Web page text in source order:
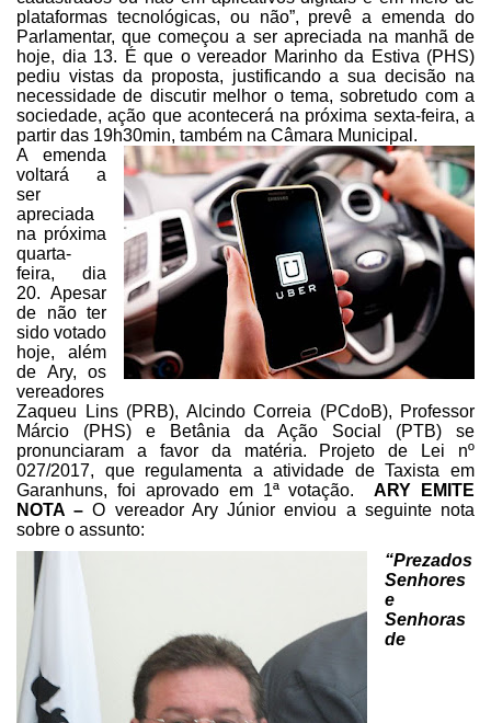
plataformas tecnológicas, ou não”, prevê a emenda do
Parlamentar, que começou a ser apreciada na manhã de
hoje, dia 13. É que o vereador Marinho da Estiva (PHS)
pediu vistas da proposta, justificando a sua decisão na
necessidade de discutir melhor o tema, sobretudo com a
sociedade, ação que acontecerá na próxima sexta-feira, a
partir das 19h30min, também na Câmara Municipal.
A emenda
voltará a
ser
apreciada
na próxima
quarta-
feira, dia
20. Apesar
de não ter
sido votado
hoje, além
de Ary, os
vereadores
Zaqueu Lins (PRB), AlcindoCorreia (PCdoB), Professor
Márcio (PHS) e Betânia da Ação Social (PTB) se
pronunciaram a favor damatéria. Projeto de Lei nº
027/2017, que regulamenta a atividade de Taxista em
Garanhuns, foi aprovado em 1ª votação.
ARY EMITE
NOTA –O vereador Ary Júnior enviou a seguinte nota
sobre o assunto:
“Prezados
Senhores
e
Senhoras
de